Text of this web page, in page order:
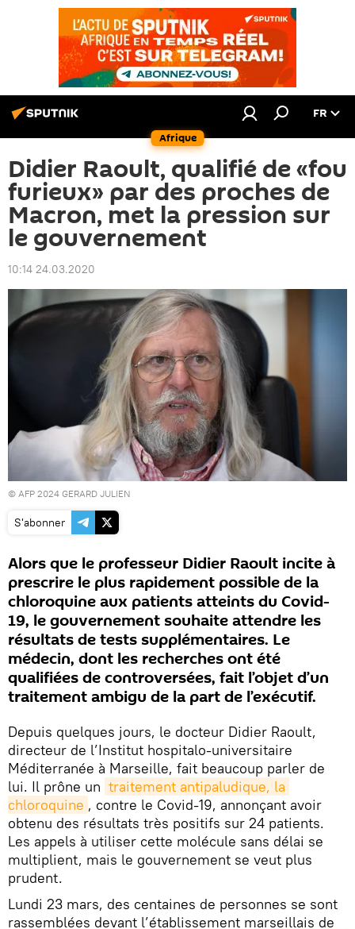
Afrique
FR
Didier Raoult, qualifié de «fou
furieux» par des proches de
Macron, met la pression sur
le gouvernement
10:14 24.03.2020
© AFP 2024 GERARD JULIEN
S'abonner
Alors que le professeur Didier Raoult incite à
prescrire le plus rapidement possible de la
chloroquine aux patients atteints du Covid-
19, le gouvernement souhaite attendre les
résultats de tests supplémentaires. Le
médecin, dont les recherches ont été
qualifiées de controversées, fait l’objet d’un
traitement ambigu de la part de l’exécutif.
Depuis quelques jours, le docteur Didier Raoult,
directeur de l’Institut hospitalo-universitaire
Méditerranée à Marseille, fait beaucoup parler de
lui. Il prône un traitement antipaludique, la
chloroquine , contre le Covid-19, annonçant avoir
obtenu des résultats très positifs sur 24 patients.
Les appels à utiliser cette molécule sans délai se
multiplient, mais le gouvernement se veut plus
prudent.
Lundi 23 mars, des centaines de personnes se sont
rassemblées devant l’établissement marseillais de